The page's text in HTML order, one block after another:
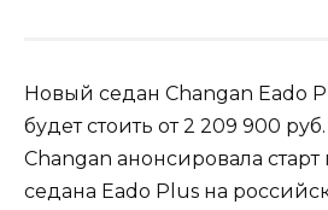
Новый седан Changan Eado
будет стоить от 2 209 900
Changan анонсировала
седана Eado Plus на